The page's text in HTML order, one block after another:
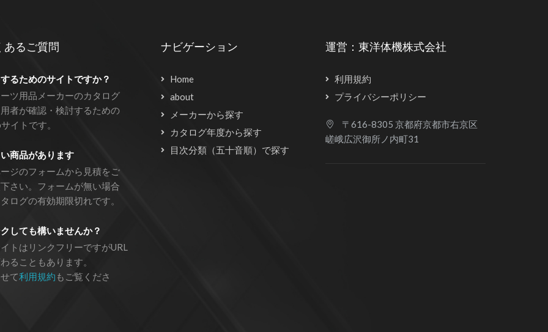
あるご質問
るためのサイトですか？
ツ用品メーカーのカタログ
者が確認・検討するための
イトです。
商品があります
ジのフォームから見積をご
さい。フォームが無い場合
ログの有効期限切れです。
しても構いませんか？
トはリンクフリーですがURL
ることもあります。
て利用規約 もご覧くださ
ナビゲーション
Home
about
メーカーから探す
カタログ年度から探す
目次分類（五十音順）で探す
運営：東洋体機株式会社
利用規約
プライバシーポリシー
〒616-8305 京都府京都市右京区
嵯峨広沢御所ノ内町31